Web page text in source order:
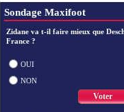
19h14 Troyes: Junior Diaz jusqu'en
18h50 OM : une offre pour Bulka
18h30 PSG
17h58 Arsenal
06/08 Man City: Rodri préfère le
Sondage Maxifoot
Zidane va t-il faire mieux que
France ?
OUI
NON
Voter